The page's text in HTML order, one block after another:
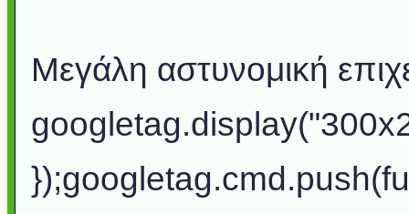
Μεγάλη αστυνομική